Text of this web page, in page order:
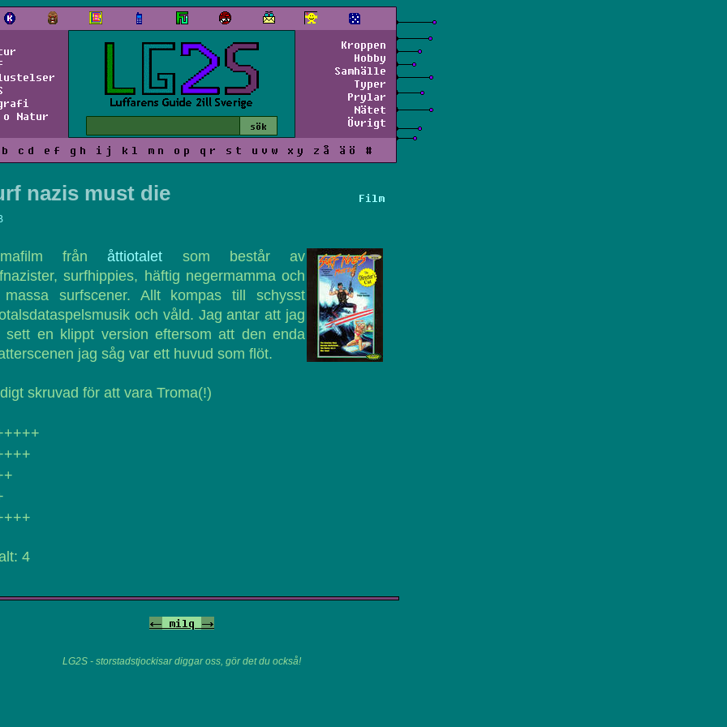
Natur
Kroppen
Hobby
Samhälle
Typer
Prylar
Nätet
Övrigt
b c d e f g h i j k l m n o p q r s t u v w x y z å ä ö #
Film
nazis must die
frånåttiotalet som består av
surfhippies, häftig negermamma och
surfscener. Allt kompas till schysst
och våld. Jag antar att jag
sett en klippt version eftersom att den enda
jag såg var ett huvud som flöt.
skruvad för att vara Troma(!)
4
<- milq ->
LG2S - storstadstjockisar diggar oss, gör det du också!